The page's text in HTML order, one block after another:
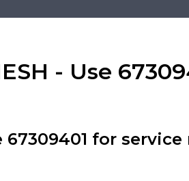
- Use
67309401 for